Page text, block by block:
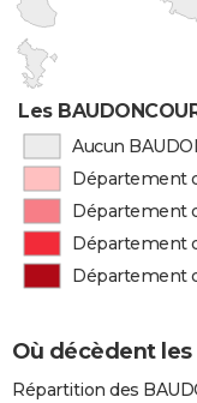
Les
Aucun
Département
Département
Département
Département
Où décèdent les
Répartition des